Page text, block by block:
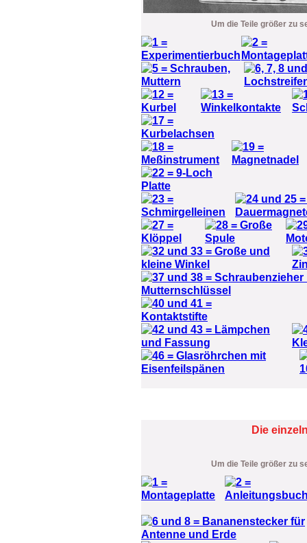
Um die Teile größer zu
Die
Um die Teile größer zu